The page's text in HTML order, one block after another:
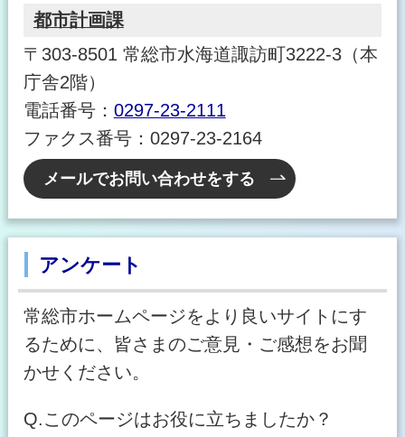
都市計画課
〒303-8501 常総市水海道諏訪町3222-3（本
庁舎2階）
電話番号： 0297-23-2111
ファクス番号：0297-23-2164
メールでお問い合わせをする
アンケート
常総市ホームページをより良いサイトにす
るために、皆さまのご意見・ご感想をお聞
かせください。
Q.このページはお役に立ちましたか？